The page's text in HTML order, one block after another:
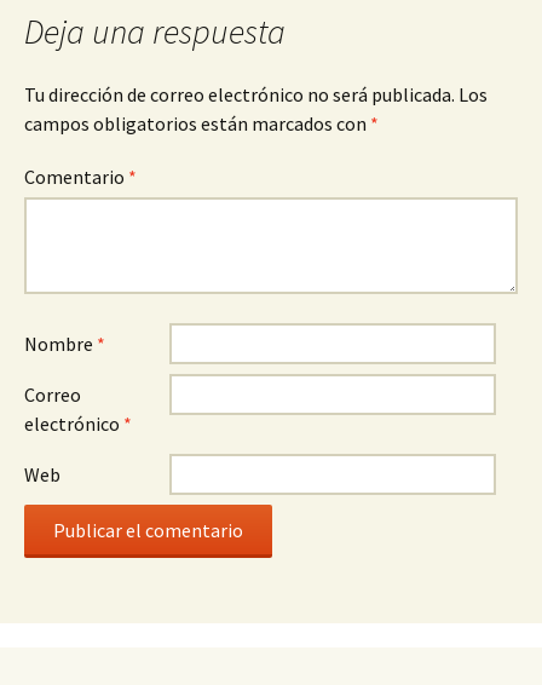
Deja una respuesta
Tu dirección de correo electrónico no será publicada. Los
campos obligatorios están marcados con *
Comentario *
Nombre *
Correo
electrónico *
Web